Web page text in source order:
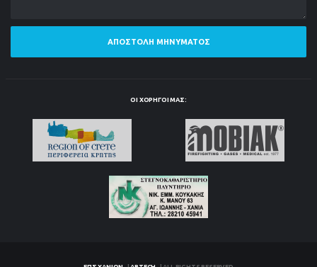
ΑΠΟΣΤΟΛΉ ΜΗΝΎΜΑΤΟΣ
ΟΙ ΧΟΡΗΓΟΊ ΜΑΣ: